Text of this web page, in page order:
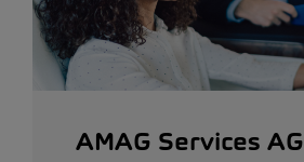
AMAG Services AG